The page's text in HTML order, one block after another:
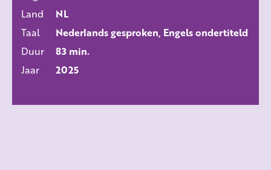
Land
NL
Taal
Nederlands gesproken, Engels ondertiteld
Duur
83 min.
Jaar
2025